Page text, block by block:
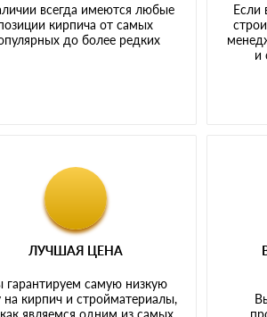
всегда имеются любые
кирпича от самых
до более редких
Если
и
ЛУЧШАЯ ЦЕНА
самую низкую
на кирпич и стройматериалы,
являемся одним из самых